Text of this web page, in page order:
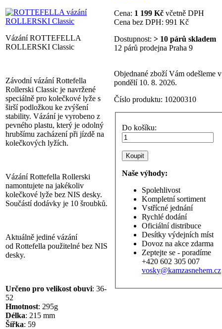
Vázání ROTTEFELLA
ROLLERSKI Classic
Závodní vázání Rottefella
Rollerski Classic je navržené
speciálně pro kolečkové lyže s
širší podložkou ke zvýšení
stability. Vázání je vyrobeno z
pevného plastu, který je odolný
hrubšímu zacházení při jízdě na
kolečkových lyžích.
Vázání Rottefella Rollerski
namontujete na jakékoliv
kolečkové lyže bez NIS desky.
Součástí dodávky je 10 šroubků.
Aktuálně jediné vázání
od Rottefella použitelné bez NIS
desky.
Určeno pro velikost obuvi: 36-
52
Hmotnost: 295g
Délka: 215 mm
Šířka: 59
Cena: 1 199 Kč včetně DPH
Cena bez DPH: 991 Kč
Dostupnost: > 10 párů skladem
12 párů prodejna Praha 9
Objednané zboží Vám odešleme v
pondělí 10. 8. 2026.
Číslo produktu: 10200310
Do košíku:
Naše výhody:
Spolehlivost
Kompletní sortiment
Vstřícné jednání
Rychlé dodání
Oficiální distribuce
Desítky výdejních míst
Dovoz na akce zdarma
Zeptejte se - poradíme
+420 602 305 007
vosky@kamzasnehem.cz